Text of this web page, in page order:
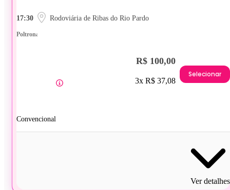
17:30 Rodoviária de Ribas do Rio Pardo
Poltrona
Convencional
R$ 100,00
3x R$ 37,08
Selecionar
Ver detalhes